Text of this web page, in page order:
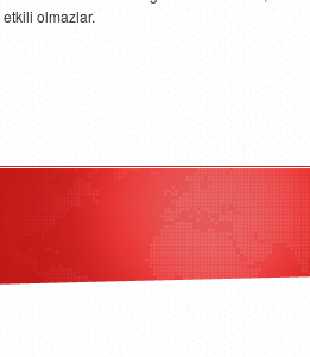
olmazlar.